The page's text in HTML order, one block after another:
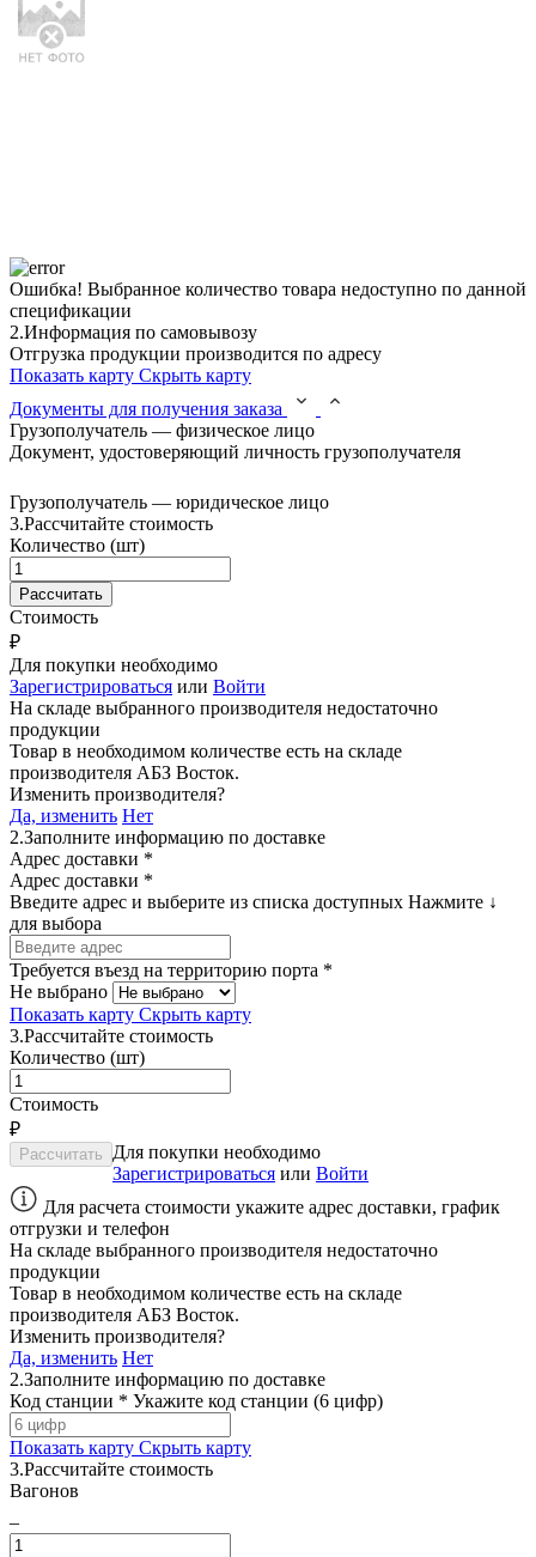
Ошибка! Выбранное количество товара недоступно по данной
спецификации
2.Информация по самовывозу
Отгрузка продукции производится по адресу
Показать карту Скрыть карту
Документы для получения заказа
Грузополучатель — физическое лицо
Документ, удостоверяющий личность грузополучателя
Грузополучатель — юридическое лицо
3.Рассчитайте стоимость
Количество (шт)
Стоимость
₽
Для покупки необходимо
Зарегистрироваться или Войти
На складе выбранного производителя недостаточно
продукции
Товар в необходимом количестве есть на складе
производителя АБЗ Восток.
Изменить производителя?
Да, изменить Нет
2.Заполните информацию по доставке
Адрес доставки *
Адрес доставки *
Введите адрес и выберите из списка доступных Нажмите ↓
для выбора
Требуется въезд на территорию порта *
Не выбрано
Показать карту Скрыть карту
3.Рассчитайте стоимость
Количество (шт)
Стоимость
₽
Для покупки необходимо
Зарегистрироваться или Войти
Для расчета стоимости укажите адрес доставки, график
отгрузки и телефон
На складе выбранного производителя недостаточно
продукции
Товар в необходимом количестве есть на складе
производителя АБЗ Восток.
Изменить производителя?
Да, изменить Нет
2.Заполните информацию по доставке
Код станции * Укажите код станции (6 цифр)
Показать карту Скрыть карту
3.Рассчитайте стоимость
Вагонов
–